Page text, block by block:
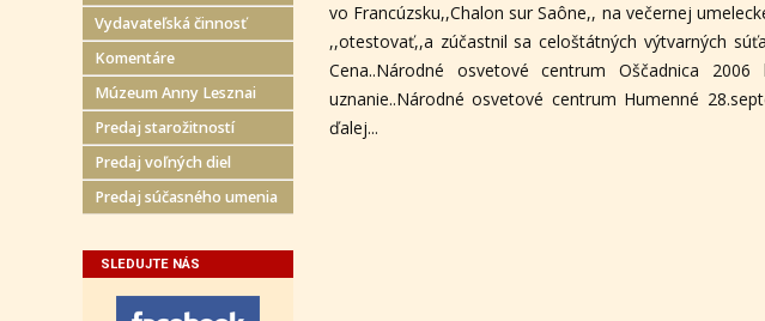
Vydavateľská činnosť
Komentáre
Múzeum Anny Lesznai
Predaj starožitností
Predaj voľných diel
Predaj súčasného umenia
SLEDUJTE NÁS
vo Francúzsku,,Chalon sur Saône,, na večernej
,,otestovať,,a zúčastnil sa celoštátných výtvarných
Cena..Národné osvetové centrum Oščadnica
uznanie..Národné osvetové centrum Humenné
ďalej...